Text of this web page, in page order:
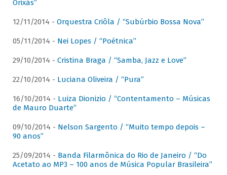
Orixás”
12/11/2014 - Orquestra Criôla / “Subúrbio Bossa Nova”
05/11/2014 - Nei Lopes / “Poétnica”
29/10/2014 - Cristina Braga / “Samba, Jazz e Love”
22/10/2014 - Luciana Oliveira / “Pura”
16/10/2014 - Luiza Dionizio / “Contentamento – Músicas
de Mauro Duarte”
09/10/2014 - Nelson Sargento / “Muito tempo depois –
90 anos”
25/09/2014 - Banda Filarmônica do Rio de Janeiro / “Do
Acetato ao MP3 – 100 anos de Música Popular Brasileira”